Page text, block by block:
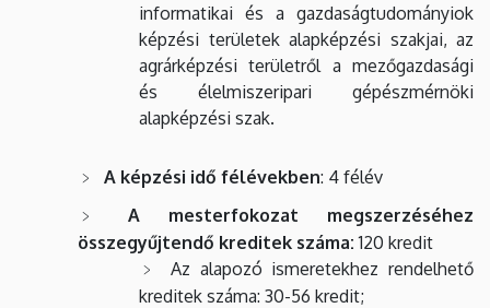
informatikai és a gazdaságtudományiok
képzési területek alapképzési szakjai, az
agrárképzési területről a mezőgazdasági
és élelmiszeripari gépészmérnöki
alapképzési szak.
A képzési idő félévekben: 4 félév
A mesterfokozat megszerzéséhez
összegyűjtendő kreditek száma:120 kredit
Az alapozó ismeretekhez rendelhető
kreditek száma: 30-56 kredit;